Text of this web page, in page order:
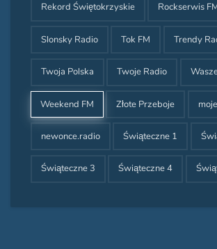
Rekord Świętokrzyskie Rockserwis
Slonsky Radio Tok FM Trendy
Twoja Polska Twoje Radio
Weekend FM Złote Przeboje
newonce.radio Świąteczne 1
Świąteczne 3 Świąteczne 4